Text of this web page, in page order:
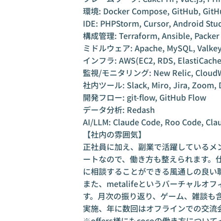
環境: Docker Compose, GitHub,
IDE: PHPStorm, Cursor, Android
構成管理: Terraform, Ansible, Packer
ミドルウェア: Apache, MySQL,
インフラ: AWS(EC2, RDS,
監視/モニタリング: New Relic,
社内ツール: Slack, Miro, Jira,
開発フロー: git-flow, GitHub Flow
データ分析: Redash
AI/LLM: Claude Code, Roo Code,
【社内の雰囲気】
正社員に加え、副業で活躍している
ートなので、働き方も整えられます
に相談することができる風通しの良い
また、metalifeというバーチャルオフ
す。月次の振り返り、ゲーム、雑談
実施、年に数回はオフラインでの交流